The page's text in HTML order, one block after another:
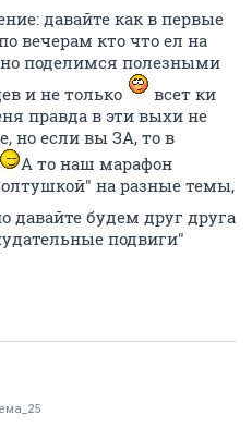
давайте как в первые
вечерам кто что ел на
поделимся полезными
и не только
всет ки
правда в эти выхи не
но если вы ЗА, то в
А то наш марафон
на разные темы,
давайте будем друг друга
подвиги"